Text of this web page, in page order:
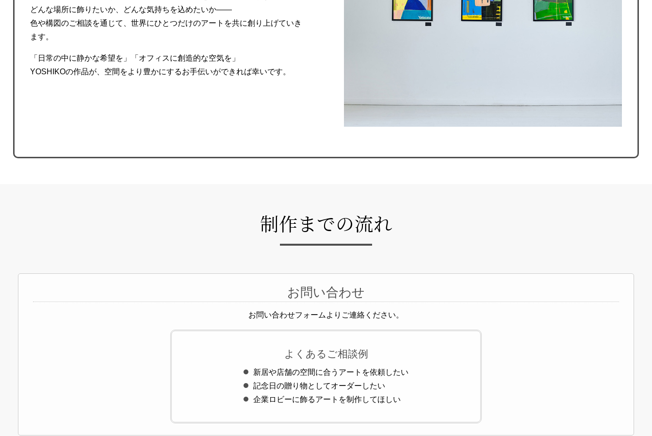
どんな場所に飾りたいか、どんな気持ちを込めたいか――
色や構図のご相談を通じて、世界にひとつだけのアートを共に創り上げていき
ます。
「日常の中に静かな希望を」「オフィスに創造的な空気を」
YOSHIKOの作品が、空間をより豊かにするお手伝いができれば幸いです。
制作までの流れ
お問い合わせ
お問い合わせフォームよりご連絡ください。
よくあるご相談例
新居や店舗の空間に合うアートを依頼したい
記念日の贈り物としてオーダーしたい
企業ロビーに飾るアートを制作してほしい